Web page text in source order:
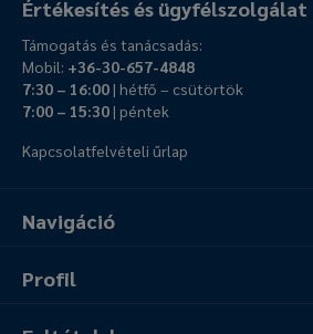
Navigáció
Profil
Értékesítés és ügyfélszolgálat
Támogatás és tanácsadás:
Mobil: +36-30-657-4848
7:30 – 16:00| hétfő – csütörtök
7:00 – 15:30| péntek
Kapcsolatfelvételi űrlap